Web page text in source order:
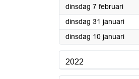
dinsdag 7 februari2023
dinsdag 31 januari2023
dinsdag 10 januari2023
2022